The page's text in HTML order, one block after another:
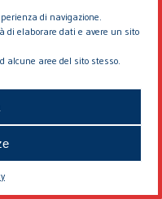
di navigazione.
di elaborare dati e avere un sito
alcune aree del sito stesso.
popolazione
non quelle dei
e parziali.
urbanistica (cui
aver “inventato”
olistico
fatto tutto il